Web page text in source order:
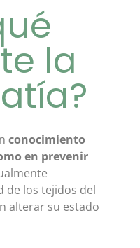
la
conocimiento
en prevenir
de los tejidos del
alterar su estado